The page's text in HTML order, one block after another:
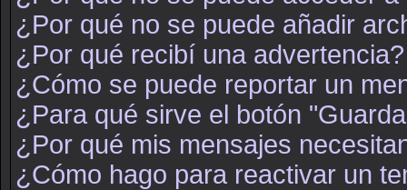
¿Por qué no se puede añadir
¿Por qué recibí una advertencia?
¿Cómo se puede reportar un
¿Para qué sirve el botón
¿Por qué mis mensajes
¿Cómo hago para reactivar un